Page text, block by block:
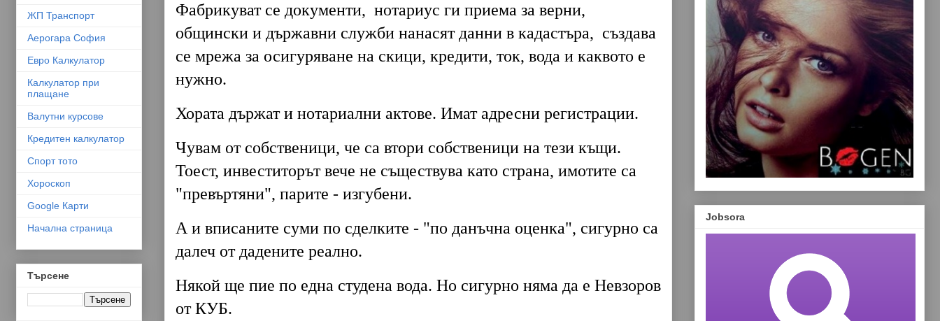
Фабрикуват се документи, нотариус ги приема за верни,
общински и държавни служби нанасят данни в кадастъра, създава
се мрежа за осигуряване на скици, кредити, ток, вода и каквото е
нужно.
Хората държат и нотариални актове. Имат адресни регистрации.
Чувам от собственици, че са втори собственици на тези къщи.
Тоест, инвеститорът вече не съществува като страна, имотите са
"превъртяни", парите - изгубени.
А и вписаните суми по сделките - "по данъчна оценка", сигурно са
далеч от дадените реално.
Някой ще пие по една студена вода. Но сигурно няма да е Невзоров
от КУБ.
ЖП Транспорт
Аерогара София
Евро Калкулатор
Калкулатор при
плащане
Валутни курсове
Кредитен калкулатор
Спорт тото
Хороскоп
Google Карти
Начална страница
Търсене
Jobsora